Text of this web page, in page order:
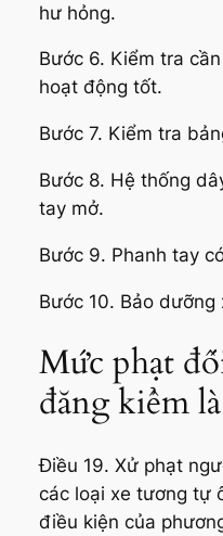
hư hỏng.
Bước 6. Kiểm tra
hoạt động tốt.
Bước 7. Kiểm tra
Bước 8. Hệ thống
tay mở.
Bước 9. Phanh tay
Bước 10. Bảo dưỡng
Mức phạt
đăng kiểm
Điều 19. Xử phạt
các loại xe tương tự
điều kiện của